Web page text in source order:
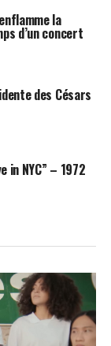
la
d’un concert
des Césars
in NYC” – 1972